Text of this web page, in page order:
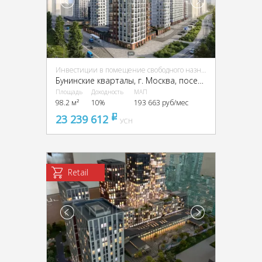
Инвестиции в помещение свободного назначения (ПСН)
Площадь
98.2 м²
Доходность
10%
МАП
193 663 руб/мес
23 239 612 pуб
УСН
Retail